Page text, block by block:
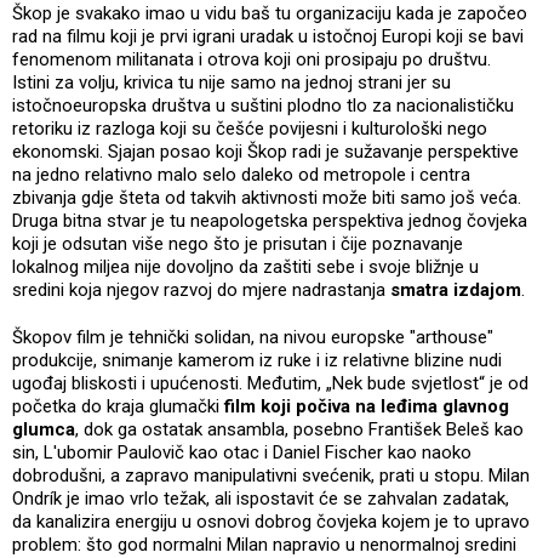
Škop je svakako imao u vidu baš tu organizaciju kada je započeo
rad na filmu koji je prvi igrani uradak u istočnoj Europi koji se bavi
fenomenom militanata i otrova koji oni prosipaju po društvu.
Istini za volju, krivica tu nije samo na jednoj strani jer su
istočnoeuropska društva u suštini plodno tlo za nacionalističku
retoriku iz razloga koji su češće povijesni i kulturološki nego
ekonomski. Sjajan posao koji Škop radi je sužavanje perspektive
na jedno relativno malo selo daleko od metropole i centra
zbivanja gdje šteta od takvih aktivnosti može biti samo još veća.
Druga bitna stvar je tu neapologetska perspektiva jednog čovjeka
koji je odsutan više nego što je prisutan i čije poznavanje
lokalnog miljea nije dovoljno da zaštiti sebe i svoje bližnje u
sredini koja njegov razvoj do mjere nadrastanja smatra izdajom.
Škopov film je tehnički solidan, na nivou europske "arthouse"
produkcije, snimanje kamerom iz ruke i iz relativne blizine nudi
ugođaj bliskosti i upućenosti. Međutim, „Nek bude svjetlost“ je od
početka do kraja glumačkifilm koji počiva na leđima glavnog
glumca, dok ga ostatak ansambla, posebno František Beleš kao
sin, L'ubomir Paulovič kao otac i Daniel Fischer kao naoko
dobrodušni, a zapravo manipulativni svećenik, prati u stopu. Milan
Ondrík je imao vrlo težak, ali ispostavit će se zahvalan zadatak,
da kanalizira energiju u osnovi dobrog čovjeka kojem je to upravo
problem: što god normalni Milan napravio u nenormalnoj sredini